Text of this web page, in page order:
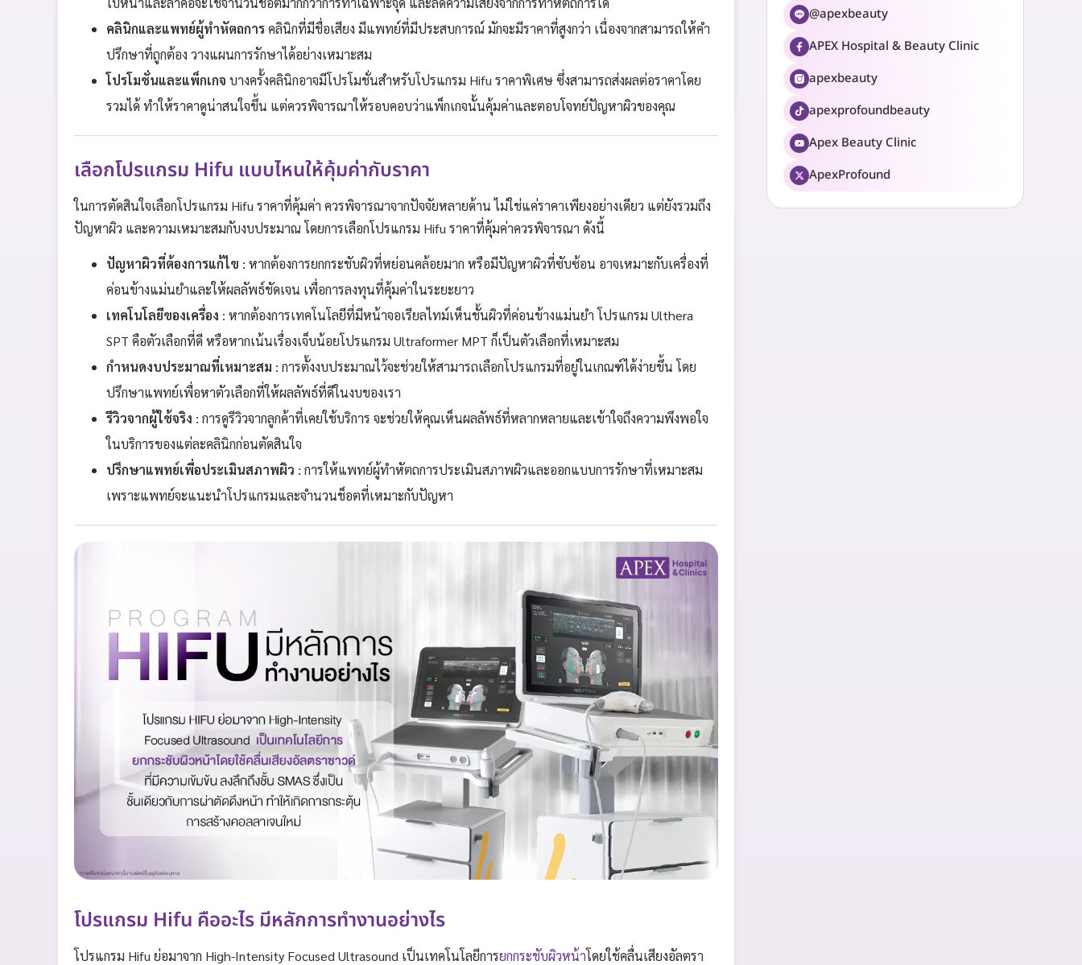
คลินิกและแพทย์ผู้ทำหัตถการคลินิกที่มีชื่อเสียง มีแพทย์ที่มีประสบการณ์ มักจะมีราคาที่สูงกว่า เนื่องจากสามารถให้คำ
ปรึกษาที่ถูกต้อง วางแผนการรักษาได้อย่างเหมาะสม
โปรโมชั่นและแพ็กเกจ บางครั้งคลินิกอาจมีโปรโมชั่นสำหรับโปรแกรม Hifu ราคาพิเศษ ซึ่งสามารถส่งผลต่อราคาโดย
รวมได้ ทำให้ราคาดูน่าสนใจขึ้น แต่ควรพิจารณาให้รอบคอบว่าแพ็กเกจนั้นคุ้มค่าและตอบโจทย์ปัญหาผิวของคุณ
เลือกโปรแกรม Hifu แบบไหนให้คุ้มค่ากับราคา
ในการตัดสินใจเลือกโปรแกรม Hifu ราคาที่คุ้มค่า ควรพิจารณาจากปัจจัยหลายด้าน ไม่ใช่แค่ราคาเพียงอย่างเดียว แต่ยังรวมถึง
ปัญหาผิว และความเหมาะสมกับงบประมาณ โดยการเลือกโปรแกรม Hifu ราคาที่คุ้มค่าควรพิจารณา ดังนี้
ปัญหาผิวที่ต้องการแก้ไข : หากต้องการยกกระชับผิวที่หย่อนคล้อยมาก หรือมีปัญหาผิวที่ซับซ้อน อาจเหมาะกับเครื่องที่
ค่อนข้างแม่นยำและให้ผลลัพธ์ชัดเจน เพื่อการลงทุนที่คุ้มค่าในระยะยาว
เทคโนโลยีของเครื่อง : หากต้องการเทคโนโลยีที่มีหน้าจอเรียลไทม์เห็นชั้นผิวที่ค่อนข้างแม่นยำ โปรแกรม Ulthera
SPT คือตัวเลือกที่ดี หรือหากเน้นเรื่องเจ็บน้อยโปรแกรม Ultraformer MPT ก็เป็นตัวเลือกที่เหมาะสม
กำหนดงบประมาณที่เหมาะสม : การตั้งงบประมาณไว้จะช่วยให้สามารถเลือกโปรแกรมที่อยู่ในเกณฑ์ได้ง่ายขึ้น โดย
ปรึกษาแพทย์เพื่อหาตัวเลือกที่ให้ผลลัพธ์ที่ดีในงบของเรา
รีวิวจากผู้ใช้จริง : การดูรีวิวจากลูกค้าที่เคยใช้บริการ จะช่วยให้คุณเห็นผลลัพธ์ที่หลากหลายและเข้าใจถึงความพึงพอใจ
ในบริการของแต่ละคลินิกก่อนตัดสินใจ
ปรึกษาแพทย์เพื่อประเมินสภาพผิว : การให้แพทย์ผู้ทำหัตถการประเมินสภาพผิวและออกแบบการรักษาที่เหมาะสม
เพราะแพทย์จะแนะนำโปรแกรมและจำนวนช็อตที่เหมาะกับปัญหา
โปรแกรม Hifu คืออะไร มีหลักการทำงานอย่างไร
โปรแกรม Hifu ย่อมาจาก High-Intensity Focused Ultrasound เป็นเทคโนโลยีการยกกระชับผิวหน้าโดยใช้คลื่นเสียงอัลตรา
@apexbeauty
APEX Hospital & Beauty Clinic
apexbeauty
apexprofoundbeauty
Apex Beauty Clinic
ApexProfound